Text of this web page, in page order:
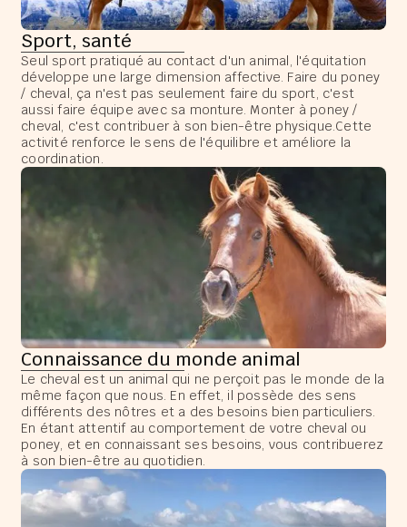
Sport, santé
Seul sport pratiqué au contact d'un animal, l'équitation
développe une large dimension affective. Faire du poney
/ cheval, ça n'est pas seulement faire du sport, c'est
aussi faire équipe avec sa monture. Monter à poney /
cheval, c'est contribuer à son bien-être physique.Cette
activité renforce le sens de l'équilibre et améliore la
coordination.
Connaissance du monde animal
Le cheval est un animal qui ne perçoit pas le monde de la
même façon que nous. En effet, il possède des sens
différents des nôtres et a des besoins bien particuliers.
En étant attentif au comportement de votre cheval ou
poney, et en connaissant ses besoins, vous contribuerez
à son bien-être au quotidien.